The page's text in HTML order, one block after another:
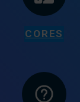
CORES